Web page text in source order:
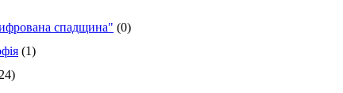
спадщина" (0)
(1)